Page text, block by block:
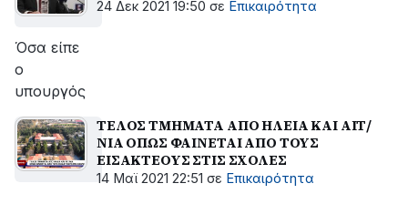
24 Δεκ 2021 19:50 σε Επικαιρότητα
Όσα είπε
ο
υπουργός
ΤΕΛΟΣ ΤΜΗΜΑΤΑ ΑΠΟ ΗΛΕΙΑ ΚΑΙ ΑΙΤ/
ΝΙΑ ΟΠΩΣ ΦΑΙΝΕΤΑΙ ΑΠΟ ΤΟΥΣ
ΕΙΣΑΚΤΕΟΥΣ ΣΤΙΣ ΣΧΟΛΕΣ
14 Μαϊ 2021 22:51 σε Επικαιρότητα